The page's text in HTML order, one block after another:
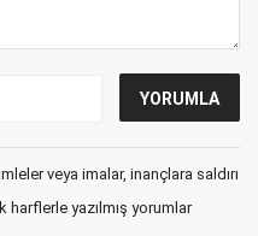
veya imalar, inançlara saldırı
harflerle yazılmış yorumlar